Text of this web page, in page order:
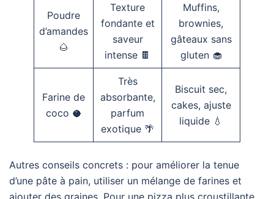
Poudre
d’amandes
🌰
Texture
fondante et
saveur
intense 🍫
Muffins,
brownies,
gâteaux sans
gluten 🧁
Farine de
coco 🥥
Très
absorbante,
parfum
exotique 🌴
Biscuit sec,
cakes, ajuste
liquide 💧
Autres conseils concrets : pour améliorer la tenue
d’une pâte à pain, utiliser un mélange de farines et
ajouter des graines. Pour une pizza plus croustillante,